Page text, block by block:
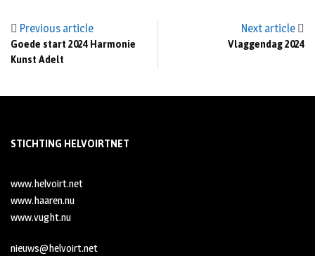
Previous article
Goede start 2024 Harmonie
Kunst Adelt
Next article
Vlaggendag 2024
STICHTING HELVOIRTNET
www.helvoirt.net
www.haaren.nu
www.vught.nu
nieuws@helvoirt.net